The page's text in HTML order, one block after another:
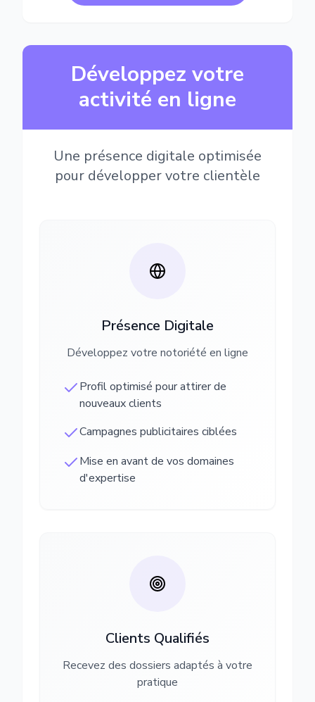
Développez votre
activité en ligne
Une présence digitale optimisée
pour développer votre clientèle
Présence Digitale
Développez votre notoriété en ligne
Profil optimisé pour attirer de
nouveaux clients
Campagnes publicitaires ciblées
Mise en avant de vos domaines
d'expertise
Clients Qualifiés
Recevez des dossiers adaptés à votre
pratique